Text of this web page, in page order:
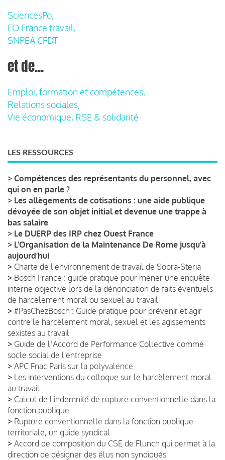
SciencesPo,
FO France travail,
SNPEA CFDT
et de...
Emploi, formation et compétences,
Relations sociales,
Vie économique, RSE & solidarité
LES RESSOURCES
> Compétences des représentants du personnel, avec
qui on en parle ?
> Les allègements de cotisations : une aide publique
dévoyée de son objet initial et devenue une trappe à
bas salaire
> Le DUERP des IRP chez Ouest France
> L’Organisation de la Maintenance De Rome jusqu’à
aujourd’hui
> Charte de l'environnement de travail de Sopra-Steria
> Bosch France : guide pratique pour mener une enquête
interne objective lors de la dénonciation de faits éventuels
de harcèlement moral ou sexuel au travail
> #PasChezBosch : Guide pratique pour prévenir et agir
contre le harcèlement moral, sexuel et les agissements
sexistes au travail
> Guide de lʼAccord de Performance Collective comme
socle social de l'entreprise
> APC Fnac Paris sur la polyvalence
> Les interventions du colloque sur le harcèlement moral
au travail
> Calcul de l'indemnité de rupture conventionnelle dans la
fonction publique
> Rupture conventionnelle dans la fonction publique
territoriale, un guide syndical
> Accord de composition du CSE de Flunch qui permet à la
direction de désigner des élus non syndiqués